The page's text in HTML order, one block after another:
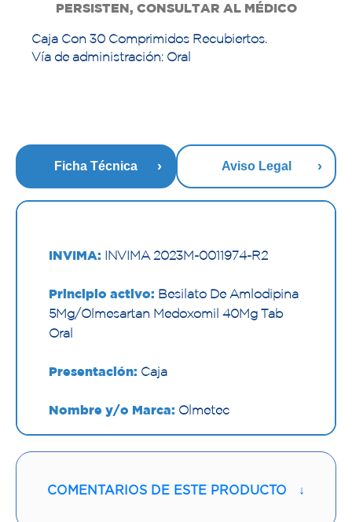
PERSISTEN, CONSULTAR AL MÉDICO
Caja Con 30 Comprimidos Recubiertos.
Vía de administración: Oral
Ficha Técnica Aviso Legal
INVIMA: INVIMA 2023M-0011974-R2
Principio activo: Besilato De Amlodipina
5Mg/Olmesartan Medoxomil 40Mg Tab
Oral
Presentación: Caja
Nombre y/o Marca: Olmetec
Proveedor:PFIZER S.A.S.
Vía de administración:ORAL
COMENTARIOS DE ESTE PRODUCTO ↓